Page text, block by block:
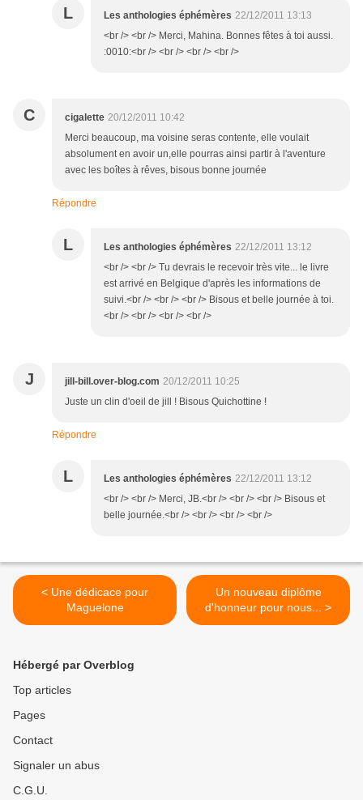
L Les anthologies éphémères 22/12/2011 13:13
<br /> <br /> Merci, Mahina. Bonnes fêtes à toi aussi.
:0010:<br /> <br /> <br /> <br />
C cigalette 20/12/2011 10:42
Merci beaucoup, ma voisine seras contente, elle voulait
absolument en avoir un,elle pourras ainsi partir à l'aventure
avec les boîtes à rêves, bisous bonne journée
Répondre
L Les anthologies éphémères 22/12/2011 13:12
<br /> <br /> Tu devrais le recevoir très vite... le livre
est arrivé en Belgique d'après les informations de
suivi.<br /> <br /> <br /> Bisous et belle journée à toi.
<br /> <br /> <br /> <br />
J jill-bill.over-blog.com 20/12/2011 10:25
Juste un clin d'oeil de jill ! Bisous Quichottine !
Répondre
L Les anthologies éphémères 22/12/2011 13:12
<br /> <br /> Merci, JB.<br /> <br /> <br /> Bisous et
belle journée.<br /> <br /> <br /> <br />
< Une dédicace pour
Maguelone
Un nouveau diplôme
d'honneur pour nous... >
Hébergé par Overblog
Top articles
Pages
Contact
Signaler un abus
C.G.U.